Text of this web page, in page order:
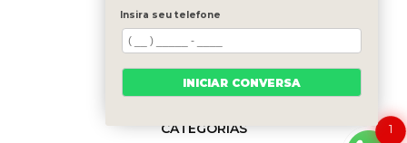
MENU
HOME
QUEM SOMOS
SERVIÇOS
BLOG
CATEGORIAS
1
Insira seu telefone
INICIAR CONVERSA